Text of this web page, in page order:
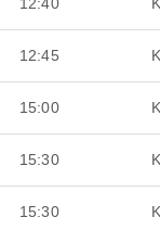
12:45
15:00
15:30
15:30